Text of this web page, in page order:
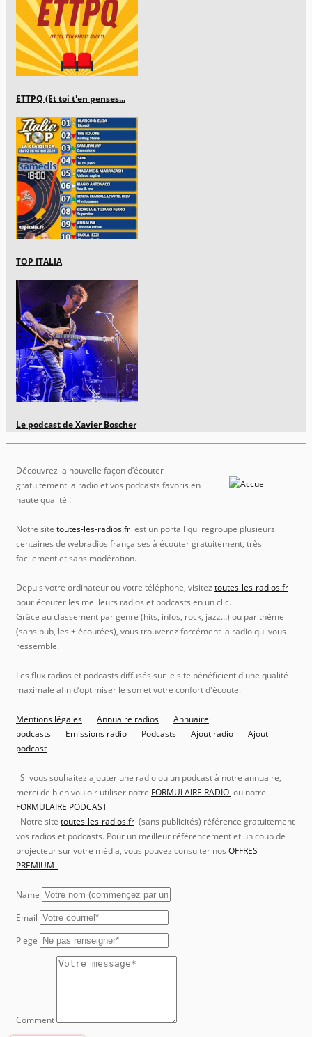
ETTPQ (Et toi t'en penses...
TOP ITALIA
Le podcast de Xavier Boscher
Découvrez la nouvelle façon d’écouter
gratuitement la radio et vos podcasts favoris en
haute qualité !
Notre site toutes-les-radios.fr est un portail qui regroupe plusieurs
centaines de webradios françaises à écouter gratuitement, très
facilement et sans modération.
Depuis votre ordinateur ou votre téléphone, visitez toutes-les-radios.fr
pour écouter les meilleurs radios et podcasts en un clic.
Grâce au classement par genre (hits, infos, rock, jazz…) ou par thème
(sans pub, les + écoutées), vous trouverez forcément la radio qui vous
ressemble.
Les flux radios et podcasts diffusés sur le site bénéficient d'une qualité
maximale afin d’optimiser le son et votre confort d'écoute.
Mentions légales Annuaire radios
Annuaire
podcasts
Emissions radio Podcasts Ajout radio
Ajout
podcast
Si vous souhaitez ajouter une radio ou un podcast à notre annuaire,
merci de bien vouloir utiliser notre FORMULAIRE RADIO ou notre
FORMULAIRE PODCAST
Notre site toutes-les-radios.fr (sans publicités) référence gratuitement
vos radios et podcasts. Pour un meilleur référencement et un coup de
projecteur sur votre média, vous pouvez consulter nos OFFRES
PREMIUM
Name
Email
Piege
Comment